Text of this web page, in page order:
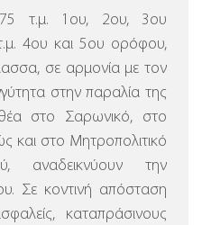
75 τ.μ. 1ου, 2ου, 3ου
4ου και 5ου ορόφου,
σε αρμονία με τον
στην παραλία της
στο Σαρωνικό, στο
και στο Μητροπολιτικό
αναδεικνύουν την
Σε κοντινή απόσταση
καταπράσινους